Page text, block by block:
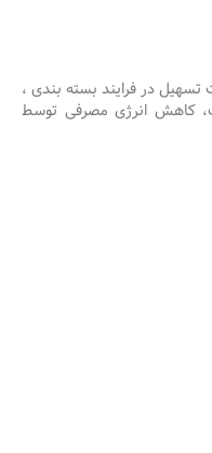
در فرایند بسته بندی ،
کاهش انرژی مصرفی توسط